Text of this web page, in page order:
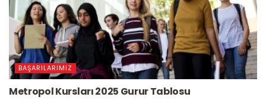
BAŞARILARIMIZ
Metropol Kursları 2025 Gurur Tablosu